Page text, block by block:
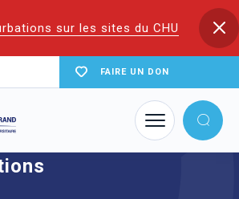
sur les sites du CHU
FAIRE UN DON
Complications